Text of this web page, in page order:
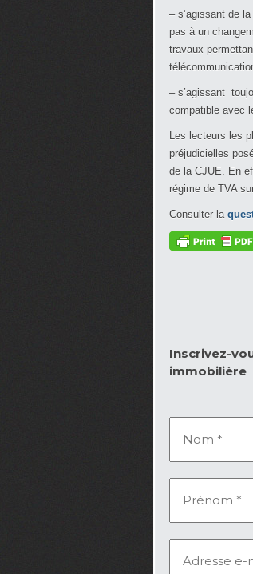
– s’agissant de
pas à un
travaux
– s’agissant
compatible avec
Les lecteurs les
préjudicielles
de la CJUE. En
régime de TVA
Consulter la
Inscrivez-
immobilière